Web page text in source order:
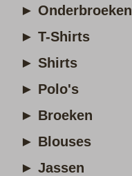
► Onderbroeken
► T-Shirts
► Shirts
► Polo's
► Broeken
► Blouses
► Jassen